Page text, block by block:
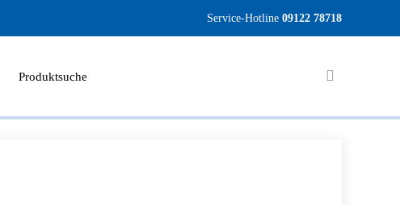
Service-Hotline 09122 78718
Produktsuche